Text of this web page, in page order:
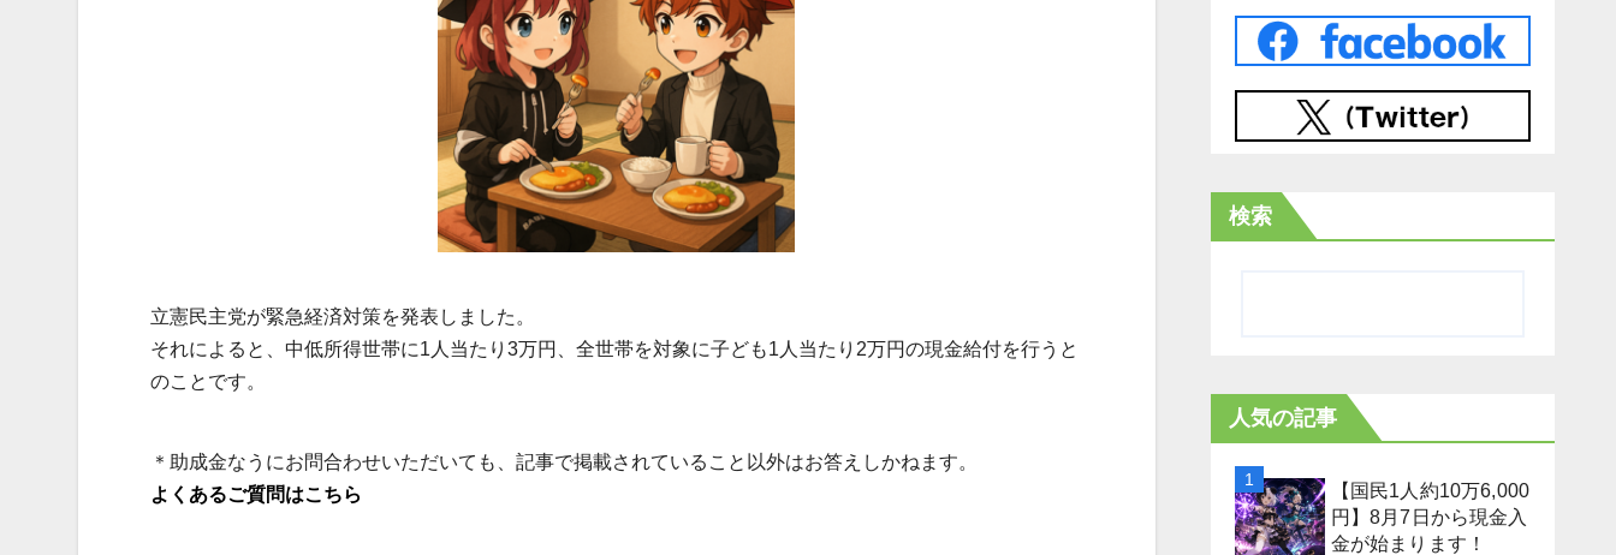
立憲民主党が緊急経済対策を発表しました。
それによると、中低所得世帯に1人当たり3万円、全世帯を対象に子ども1人当たり2万円の現金給付を行うと
のことです。
＊助成金なうにお問合わせいただいても、記事で掲載されていること以外はお答えしかねます。
よくあるご質問はこちら
検索
人気の記事
【国民1人約10万6,000
円】8月7日から現金入
金が始まります！